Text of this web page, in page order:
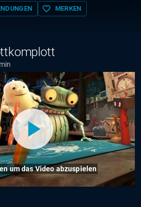
favorite_border MERKEN
um das Video abzuspielen